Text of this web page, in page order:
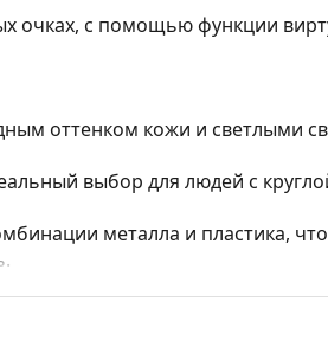
очках, с помощью функции
оттенком кожи и светлыми
выбор для людей с
металла и пластика, что